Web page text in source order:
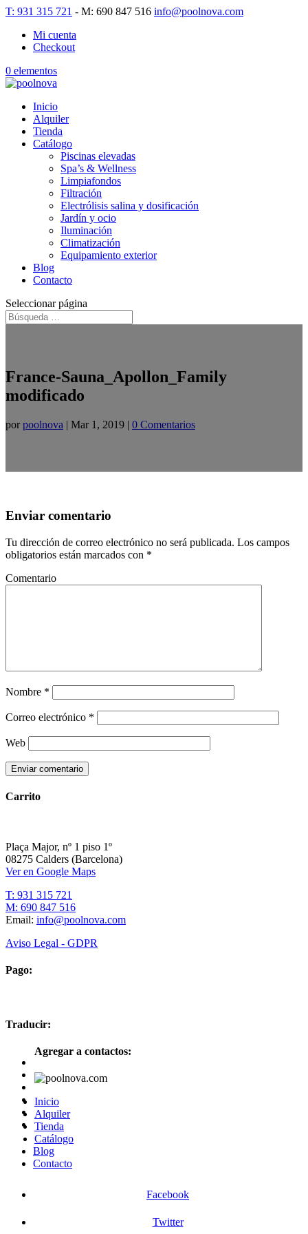
T: 931 315 721 - M: 690 847 516 info@poolnova.com
Mi cuenta
Checkout
0 elementos
Inicio
Alquiler
Tienda
Catálogo
Piscinas elevadas
Spa’s & Wellness
Limpiafondos
Filtración
Electrólisis salina y dosificación
Jardín y ocio
Iluminación
Climatización
Equipamiento exterior
Blog
Contacto
Seleccionar página
France-Sauna_Apollon_Family
modificado
porpoolnova | Mar 1, 2019 | 0 Comentarios
Enviar comentario
Tu dirección de correo electrónico no será publicada. Los campos
obligatorios están marcados con *
Comentario
Nombre *
Correo electrónico *
Web
Carrito
Plaça Major, nº 1 piso 1º
08275 Calders (Barcelona)
Ver en Google Maps
T: 931 315 721
M: 690 847 516
Email: info@poolnova.com
Aviso Legal - GDPR
Pago:
Traducir:
Agregar a contactos:
Inicio
Alquiler
Tienda
Catálogo
Blog
Contacto
Facebook
Twitter